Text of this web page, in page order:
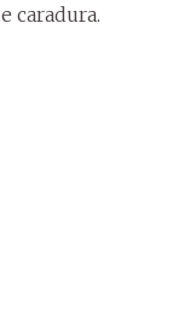
caradura.